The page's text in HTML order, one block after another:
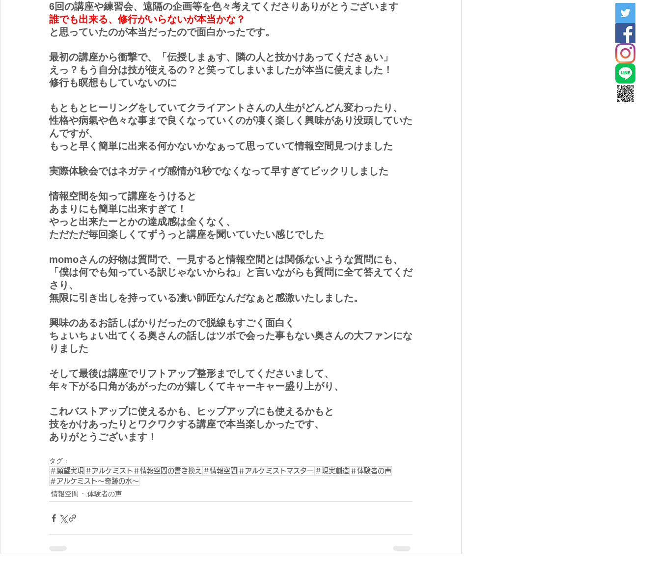
6回の講座や練習会、遠隔の企画等を色々考えてくださりありがとうございます
誰でも出来る、修行がいらないが本当かな？
と思っていたのが本当だったので面白かったです。
最初の講座から衝撃で、「伝授しまぁす、隣の人と技かけあってくださぁい」
えっ？もう自分は技が使えるの？と笑ってしまいましたが本当に使えました！
修行も瞑想もしていないのに
もともとヒーリングをしていてクライアントさんの人生がどんどん変わったり、
性格や病氣や色々な事まで良くなっていくのが凄く楽しく興味があり没頭していた
んですが、
もっと早く簡単に出来る何かないかなぁって思っていて情報空間見つけました
実際体験会ではネガティヴ感情が1秒でなくなって早すぎてビックリしました
情報空間を知って講座をうけると
あまりにも簡単に出来すぎて！
やっと出来たーとかの達成感は全くなく、
ただただ毎回楽しくてずうっと講座を聞いていたい感じでした
momoさんの好物は質問で、一見すると情報空間とは関係ないような質問にも、
「僕は何でも知っている訳じゃないからね」と言いながらも質問に全て答えてくだ
さり、
無限に引き出しを持っている凄い師匠なんだなぁと感激いたしました。
興味のあるお話しばかりだったので脱線もすごく面白く
ちょいちょい出てくる奥さんの話しはツボで会った事もない奥さんの大ファンにな
りました
そして最後は講座でリフトアップ整形までしてくださいまして、
年々下がる口角があがったのが嬉しくてキャーキャー盛り上がり、
これバストアップに使えるかも、ヒップアップにも使えるかもと
技をかけあったりとワクワクする講座で本当楽しかったです、
ありがとうございます！
タグ：
＃願望実現 ＃アルケミスト＃情報空間の書き換え ＃情報空間 ＃アルケミストマスター ＃現実創造 ＃体験者の声
＃アルケミスト～奇跡の水～
情報空間 体験者の声